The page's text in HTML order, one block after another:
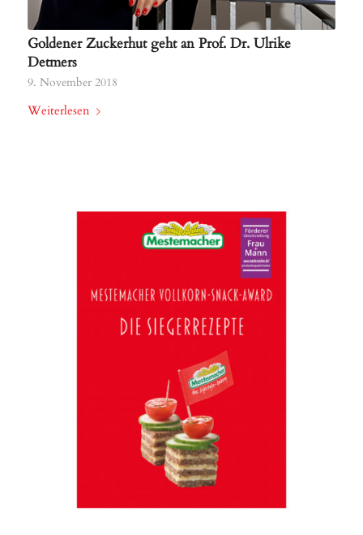
Goldener Zuckerhut geht an Prof. Dr. Ulrike
Detmers
9. November 2018
Weiterlesen